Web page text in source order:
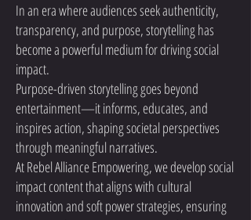
In an era where audiences seek authenticity,
transparency, and purpose, storytelling has
become a powerful medium for driving social
impact.
Purpose-driven storytelling goes beyond
entertainment—it informs, educates, and
inspires action, shaping societal perspectives
through meaningful narratives.
At Rebel Alliance Empowering, we develop social
impact content that aligns with cultural
innovation and soft power strategies, ensuring